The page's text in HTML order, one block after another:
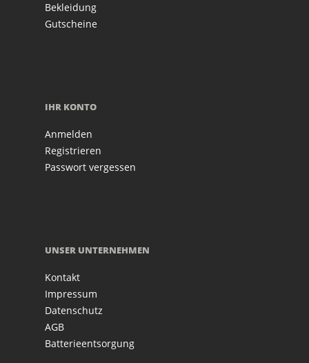
Bekleidung
Gutscheine
IHR KONTO
Anmelden
Registrieren
Passwort vergessen
UNSER UNTERNEHMEN
Kontakt
Impressum
Datenschutz
AGB
Batterieentsorgung